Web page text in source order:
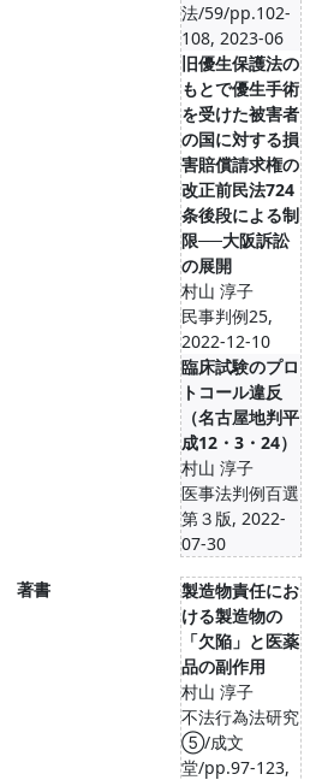
法/59/pp.102-
108, 2023-06
旧優生保護法の
もとで優生手術
を受けた被害者
の国に対する損
害賠償請求権の
改正前民法724
条後段による制
限──大阪訴訟
の展開
村山 淳子
民事判例25,
2022-12-10
臨床試験のプロ
トコール違反
（名古屋地判平
成12・3・24）
村山 淳子
医事法判例百選
第３版, 2022-
07-30
著書
製造物責任にお
ける製造物の
「欠陥」と医薬
品の副作用
村山 淳子
不法行為法研究
⑤/成文
堂/pp.97-123,